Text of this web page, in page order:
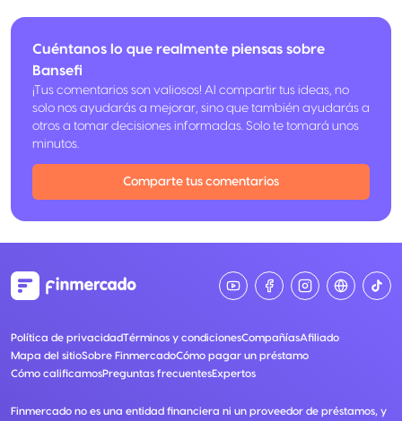
Cuéntanos lo que realmente piensas sobre
Bansefi
¡Tus comentarios son valiosos! Al compartir tus ideas, no
solo nos ayudarás a mejorar, sino que también ayudarás a
otros a tomar decisiones informadas. Solo te tomará unos
minutos.
Comparte tus comentarios
Política de privacidadTérminos y condicionesCompañíasAfiliado
Mapa del sitioSobre FinmercadoCómo pagar un préstamo
Cómo calificamosPreguntas frecuentesExpertos
Finmercado no es una entidad financiera ni un proveedor de préstamos, y